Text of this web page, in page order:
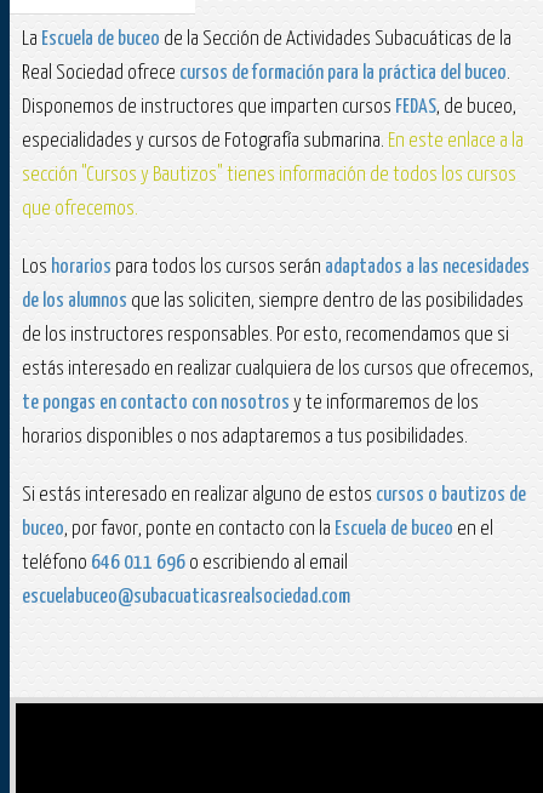
La Escuela de buceo de la Sección de Actividades Subacuáticas de la
Real Sociedad ofrece cursos de formación para la práctica del buceo.
Disponemos de instructores que imparten cursos FEDAS, de buceo,
especialidades y cursos de Fotografía submarina. En este enlace a la
sección "Cursos y Bautizos" tienes información de todos los cursos
que ofrecemos.
Los horarios para todos los cursos serán adaptados a las necesidades
de los alumnos que las soliciten, siempre dentro de las posibilidades
de los instructores responsables. Por esto, recomendamos que si
estás interesado en realizar cualquiera de los cursos que ofrecemos,
te pongas en contacto con nosotros y te informaremos de los
horarios disponibles o nos adaptaremos a tus posibilidades.
Si estás interesado en realizar alguno de estos cursos o bautizos de
buceo, por favor, ponte en contacto con la Escuela de buceo en el
teléfono 646 011 696 o escribiendo al email
escuelabuceo@subacuaticasrealsociedad.com